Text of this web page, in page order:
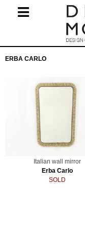
Navigation
ERBA CARLO
Italian wall mirror
Erba Carlo
SOLD